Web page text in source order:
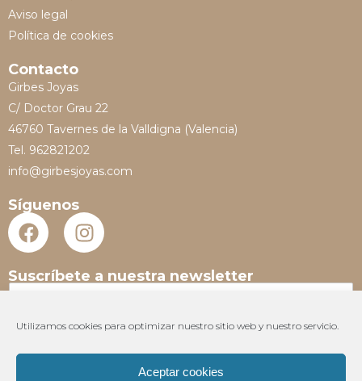
Utilizamos cookies para optimizar nuestro sitio web y nuestro servicio.
Aceptar cookies
Aviso legal
Política de cookies
Contacto
Girbes Joyas
C/ Doctor Grau 22
46760 Tavernes de la Valldigna (Valencia)
Tel. 962821202
info@girbesjoyas.com
Síguenos
Suscríbete a nuestra newsletter
N
m
m